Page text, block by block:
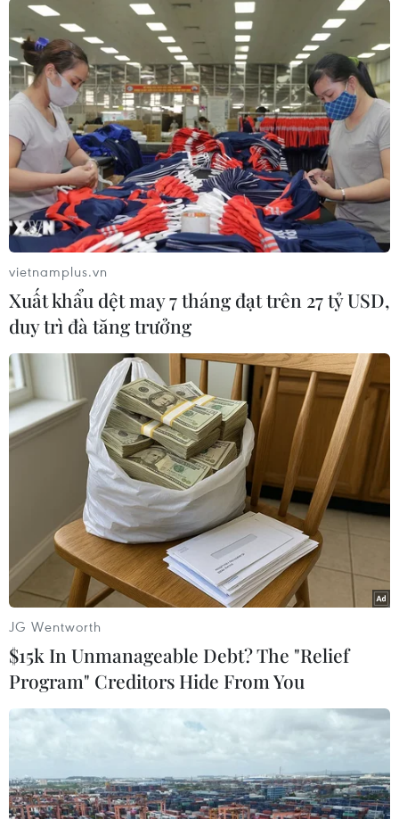
16/2/2021 đã khiến ít nhất 21 người thiệt mạng và hàng triệu
người rơi vào cảnh mất điện. Trong ảnh: Tuyết phủ trắng xóa
đường phố tại Washington D.C., Mỹ, ngày 18/2/2021. (Nguồn:
THX/TTXVN)
Đợt bão mùa Đông lịch sử, kéo theo nhiều cơn lốc có sức phá
hủy khủng khiếp, tràn vào vùng Đông Nam nước Mỹ ngày
16/2/2021 đã khiến ít nhất 21 người thiệt mạng và hàng triệu
người rơi vào cảnh mất điện. Trong ảnh: Tuyết phủ trắng xóa tại
Washington D.C., Mỹ, ngày 18/2/2021. (Nguồn: THX/TTXVN)
Ngày 17/2/2021, máy bay 737 MAX của hãng Boeing đã có
chuyến bay thương mại đầu tiên ở châu Âu, sau khi không
được cất cánh trong 22 tháng vì hai vụ tai nạn thảm khốc. Hãng
hàng không TUI của Bỉ thông báo mẫu 737 MAX được sử dụng
vietnamplus.vn
Xuất khẩu dệt may 7 tháng đạt trên 27 tỷ USD,
duy trì đà tăng trưởng
JG Wentworth
$15k In Unmanageable Debt? The "Relief
Program" Creditors Hide From You